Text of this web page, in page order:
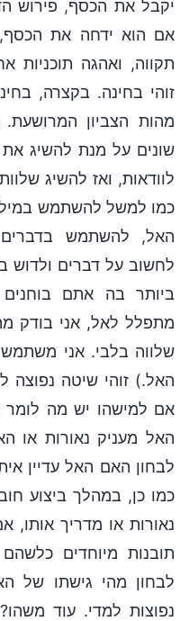
יקבל את הכסף, פירוש
אם הוא ידחה את
תקווה, ואהגה תוכניות
זוהי בחינה. בקצרה,
מהות הצביון
שונים על מנת להשיג
לוודאות, ואז להשיג
כמו למשל להשתמש
האל, להשתמש
לחשוב על דברים ולדוש
ביותר בה אתם
מתפלל לאל, אני בודק
שלווה בלבי. אני
האל.) זוהי שיטה נפוצה
אם למישהו יש מה לומר
האל מעניק נאורות או
לבחון האם האל עדיין
כמו כן, במהלך ביצוע
נאורות או מדריך אותו,
תובנות מיוחדים
לבחון מהי גישתו של
נפוצות למדי. עוד